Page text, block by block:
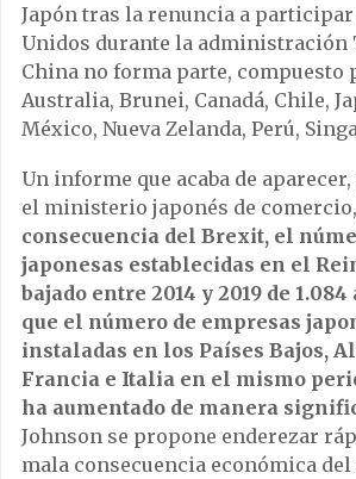
Japón tras la renuncia a participar
Unidos durante la administración
China no forma parte, compuesto
Australia, Brunei, Canadá, Chile,
México, Nueva Zelanda, Perú,
Un informe que acaba de
el ministerio japonés de
consecuencia del Brexit, el
japonesas establecidas en el
bajado entre 2014 y 2019 de
que el número de empresas
instaladas en los Países Bajos,
Francia e Italia en el mismo
ha aumentado de manera
Johnson se propone enderezar
mala consecuencia económica